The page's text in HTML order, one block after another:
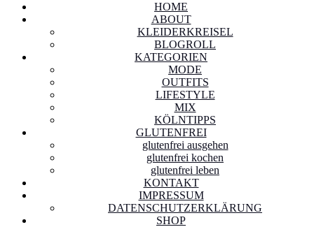
HOME
ABOUT
KLEIDERKREISEL
BLOGROLL
KATEGORIEN
MODE
OUTFITS
LIFESTYLE
MIX
KÖLNTIPPS
GLUTENFREI
glutenfrei ausgehen
glutenfrei kochen
glutenfrei leben
KONTAKT
IMPRESSUM
DATENSCHUTZERKLÄRUNG
SHOP